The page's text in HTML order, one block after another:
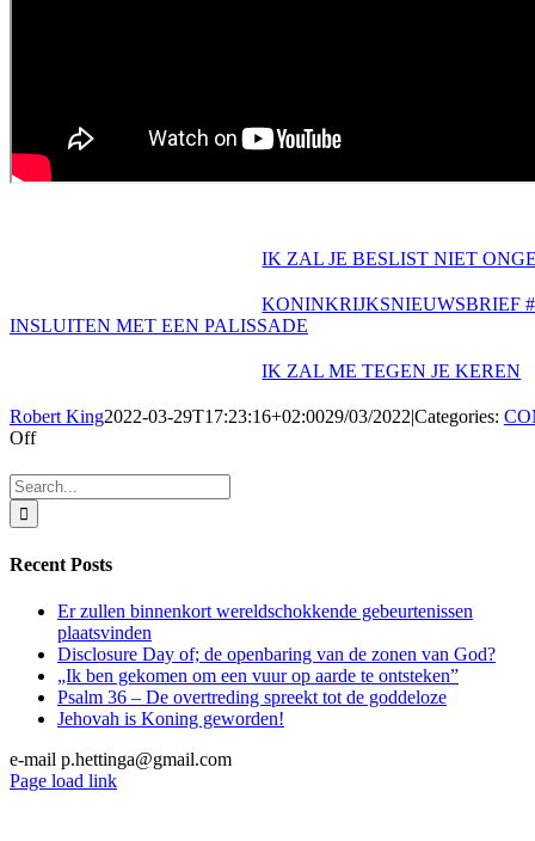
IK ZAL JE BESLIST NIET
KONINKRIJKSNIEUWSBRIEF
INSLUITEN MET EEN PALISSADE
IK ZAL ME TEGEN JE KEREN
Robert King2022-03-29T17:23:16+02:0029/03/2022|Categories:
Offon
ZAL
JE
BESLIST
ONGESTRAFT
Search
for:
Recent Posts
Er zullen binnenkort wereldschokkende gebeurtenissen
plaatsvinden
Disclosure Day of; de openbaring van de zonen van God?
„Ik ben gekomen om een vuur op aarde te ontsteken”
Psalm 36 – De overtreding spreekt tot de goddeloze
Jehovah is Koning geworden!
e-mail p.hettinga@gmail.com
X
YouTube
Blogger
Facebook
Instagram
SoundCloud
Email
Page load link